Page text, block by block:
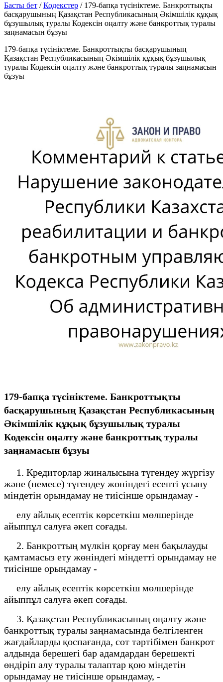
Басты бет /Кодекстер / 179-бапқа түсініктеме. Банкроттықты
басқарушының Қазақстан Республикасының Әкімшілік құқық
бұзушылық туралы Кодексін оңалту және банкроттық туралы
заңнамасын бұзуы
179-бапқа түсініктеме. Банкроттықты басқарушының
Қазақстан Республикасының Әкімшілік құқық бұзушылық
туралы Кодексін оңалту және банкроттық туралы заңнамасын
бұзуы
179-бапқа түсініктеме. Банкроттықты
басқарушының Қазақстан Республикасының
Әкімшілік құқық бұзушылық туралы
Кодексін оңалту және банкроттық туралы
заңнамасын бұзуы
1. Кредиторлар жиналысына түгендеу жүргізу
және (немесе) түгендеу жөніндегі есепті ұсыну
міндетін орындамау не тиісінше орындамау -
елу айлық есептік көрсеткіш мөлшерінде
айыппұл салуға әкеп соғады.
2. Банкроттың мүлкін қорғау мен бақылауды
қамтамасыз ету жөніндегі міндетті орындамау не
тиісінше орындамау -
елу айлық есептік көрсеткіш мөлшерінде
айыппұл салуға әкеп соғады.
3. Қазақстан Республикасының оңалту және
банкроттық туралы заңнамасында белгіленген
жағдайларды қоспағанда, сот тәртібімен банкрот
алдында берешегі бар адамдардан берешекті
өндіріп алу туралы талаптар қою міндетін
орындамау не тиісінше орындамау, -